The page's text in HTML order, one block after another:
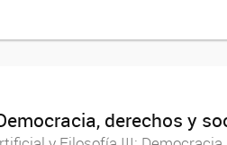
derechos y